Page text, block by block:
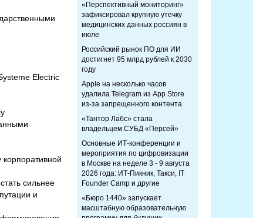
Electric
корпоративной
сильнее
и
«Перспективный мониторинг»
зафиксировал крупную утечку
медицинских данных россиян в
июле
Российский рынок ПО для ИИ
достигнет 95 млрд рублей к 2030
году
Apple на несколько часов
удалила Telegram из App Store
из-за запрещенного контента
«Тантор Лабс» стала
владельцем СУБД «Персей»
Основные ИТ-конференции и
мероприятия по цифровизации
в Москве на неделе 3 - 9 августа
2026 года: ИТ-Пикник, Такси, IT
Founder Camp и другие
«Бюро 1440» запускает
масштабную образовательную